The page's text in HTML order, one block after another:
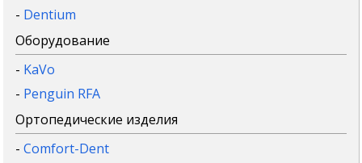
- Dentium
Оборудование
- KaVo
- Penguin RFA
Ортопедические изделия
-Comfort-Dent